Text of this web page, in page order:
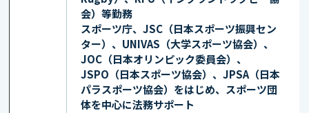
会）等勤務
スポーツ庁、JSC（日本スポーツ振興セン
ター）、UNIVAS（大学スポーツ協会）、
JOC（日本オリンピック委員会）、
JSPO（日本スポーツ協会）、JPSA（日本
パラスポーツ協会）をはじめ、スポーツ団
体を中心に法務サポート